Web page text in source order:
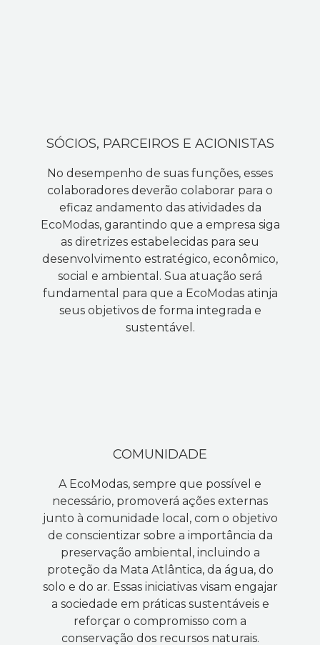
SÓCIOS, PARCEIROS E ACIONISTAS
No desempenho de suas funções, esses
colaboradores deverão colaborar para o
eficaz andamento das atividades da
EcoModas, garantindo que a empresa siga
as diretrizes estabelecidas para seu
desenvolvimento estratégico, econômico,
social e ambiental. Sua atuação será
fundamental para que a EcoModas atinja
seus objetivos de forma integrada e
sustentável.
COMUNIDADE
A EcoModas, sempre que possível e
necessário, promoverá ações externas
junto à comunidade local, com o objetivo
de conscientizar sobre a importância da
preservação ambiental, incluindo a
proteção da Mata Atlântica, da água, do
solo e do ar. Essas iniciativas visam engajar
a sociedade em práticas sustentáveis e
reforçar o compromisso com a
conservação dos recursos naturais.